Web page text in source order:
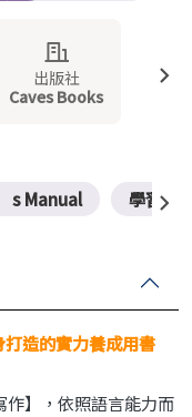
出版社
Caves Books
Manual 學習者
造的實力養成用書
作】，依照語言能力而